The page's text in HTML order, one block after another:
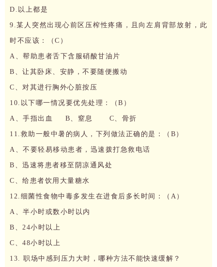
D.以上都是
9.某人突然出现心前区压榨性疼痛，且向左肩背部放射，此
时不应该：（C）
A、帮助患者舌下含服硝酸甘油片
B、让其卧床、安静，不要随便搬动
C、对其进行胸外心脏按压
10.以下哪一情况要优先处理：（B）
A、手指出血 B、窒息 C、骨折
11.救助一般中暑的病人，下列做法正确的是：（B）
A、不要轻易移动患者，迅速拨打急救电话
B、迅速将患者移至阴凉通风处
C、给患者饮用大量糖水
12.细菌性食物中毒多发生在进食后多长时间：（A）
A、半小时或数小时以内
B、24小时以上
C、48小时以上
13. 职场中感到压力大时，哪种方法不能快速缓解？